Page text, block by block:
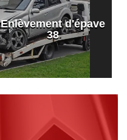
Enlèvement d'épave
38